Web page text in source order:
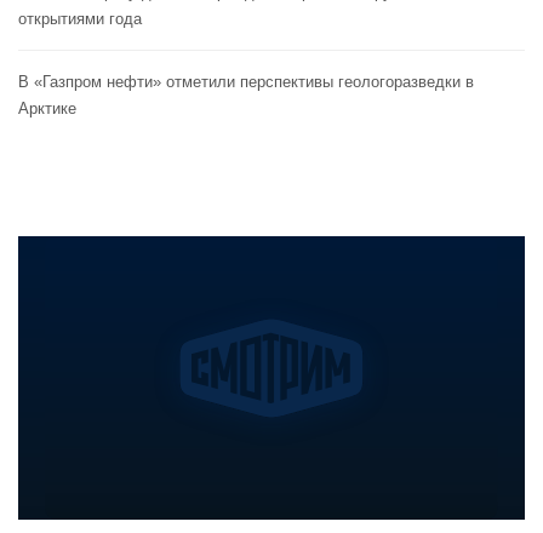
открытиями года
В «Газпром нефти» отметили перспективы геологоразведки в
Арктике